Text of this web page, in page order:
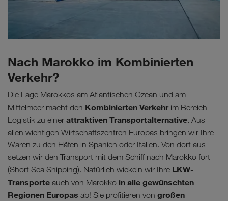
Nach Marokko im Kombinierten
Verkehr?
Die Lage Marokkos am Atlantischen Ozean und am
Mittelmeer macht den Kombinierten Verkehr im Bereich
Logistik zu einer attraktiven Transportalternative. Aus
allen wichtigen Wirtschaftszentren Europas bringen wir Ihre
Waren zu den Häfen in Spanien oder Italien. Von dort aus
setzen wir den Transport mit dem Schiff nach Marokko fort
(Short Sea Shipping). Natürlich wickeln wir Ihre LKW-
Transporte auch von Marokko in alle gewünschten
Regionen Europas ab! Sie profitieren von großen